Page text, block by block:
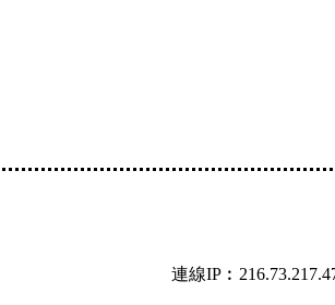
連線